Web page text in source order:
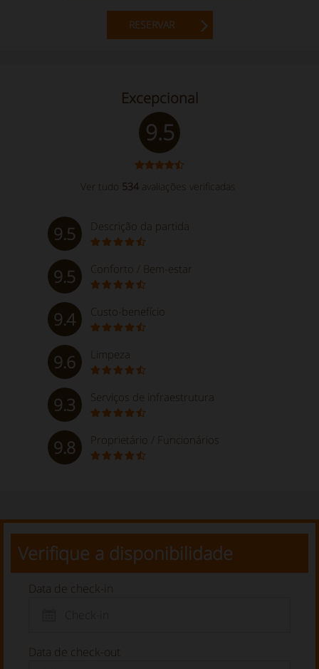
RESERVAR
9.5
Excepcional
Ver tudo 534avaliações verificadas
9.5 Descrição da partida
9.5 Conforto / Bem-estar
9.4 Custo-benefício
9.6 Limpeza
9.3 Serviços de infraestrutura
9.8 Proprietário / Funcionários
Verifique a disponibilidade
Data de check-in
Data de check-out